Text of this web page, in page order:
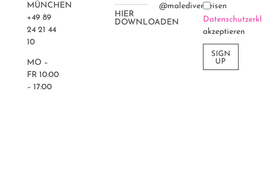
MÜNCHEN
+49 89
24 21 44
10
MO –
FR 10:00
– 17:00
HIER
DOWNLOADEN
@maledivenreisen
akzeptieren
SIGN
UP